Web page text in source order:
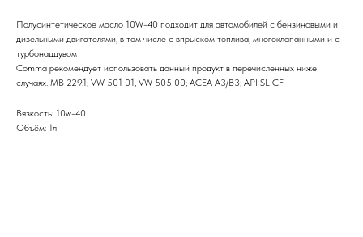
Полусинтетическое масло 10W-40 подходит для автомобилей с бензиновыми и
дизельными двигателями, в том числе с впрыском топлива, многоклапанными и с
турбонаддувом
Comma рекомендует использовать данный продукт в перечисленных ниже
случаях. MB 229.1; VW 501 01, VW 505 00; ACEA A3/B3; API SL CF
Вязкость: 10w-40
Объём: 1л